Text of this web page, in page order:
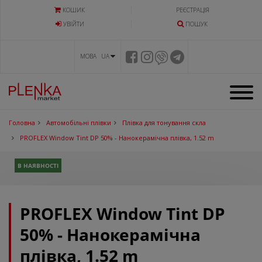
КОШИК
РЕЄСТРАЦІЯ
УВIЙТИ
ПОШУК
МОВА UA
Головна Автомобільні плівки
Плівка для тонування скла
PROFLEX Window Tint DP 50% - Нанокерамічна плівка, 1.52 m
В НАЯВНОСТІ
PROFLEX Window Tint DP
50% - Нанокерамічна
плівка, 1.52 m